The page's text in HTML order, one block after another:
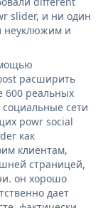
slider, и ни один
неуклюжим и
расширить
600 реальных
сети
powr social
как
клиентам,
страницей,
он хорошо
дает